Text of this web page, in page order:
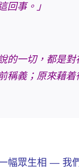
回事。」
的一切，都是
稱義； 原來藉着
幅眾生相 — 我